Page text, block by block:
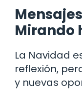
Mirando
La Navidad
reflexión,
y nuevas